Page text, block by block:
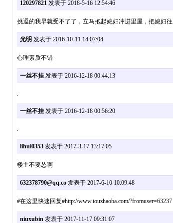
120297821发表于 2018-5-16 12:54:46
挑逗的我早就受不了了，立马抱起媳妇冲进里屋，把媳妇
光明 发表于 2016-10-11 14:07:04
心理素质不错
一丝不挂发表于 2016-12-18 00:44:13
.
一丝不挂发表于 2016-12-18 00:56:20
.
lihui0353发表于 2017-3-17 13:17:05
楼主不要怂啊
632378790@qq.co发表于 2017-6-10 10:09:48
#在这里快速回复#http://www.touzhaoba.com/?fromuser=63237
niuxubin发表于 2017-11-17 09:31:07